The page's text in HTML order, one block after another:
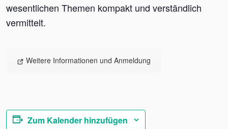
wesentlichen Themen kompakt und verständlich
vermittelt.
Weitere Informationen und Anmeldung
Zum Kalender hinzufügen